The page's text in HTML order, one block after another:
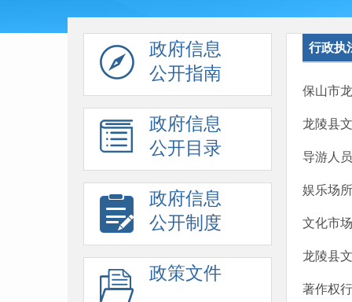
政府信息
公开指南
政府信息
公开目录
政府信息
公开制度
政策文件
行政执
保山市
龙陵县
导游人
娱乐场
文化市
龙陵县
著作权